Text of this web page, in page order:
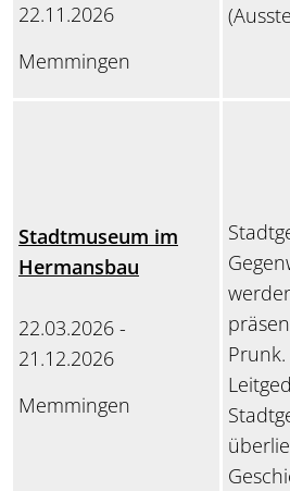
22.11.2026
Memmingen
Stadtmuseum im
Hermansbau
22.03.2026 -
21.12.2026
Memmingen